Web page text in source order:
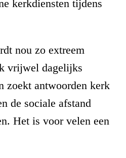
kerkdiensten tijdens
nou zo extreem
vrijwel dagelijks
zoekt antwoorden kerk
de sociale afstand
Het is voor velen een